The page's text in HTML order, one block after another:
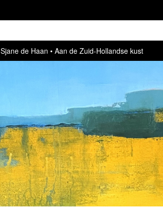
Sjane de Haan Aan de Zuid-Hollandse kust